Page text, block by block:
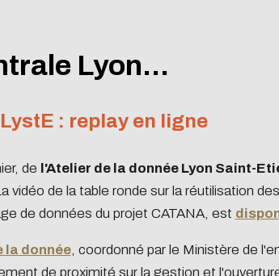
Lyon...
: replay en ligne
de l'Atelier de la donnée Lyon Saint-
vidéo de la table ronde sur la réutilisation
de données du projet CATANA, est
la donnée, coordonné par le Ministère de
de proximité sur la gestion et